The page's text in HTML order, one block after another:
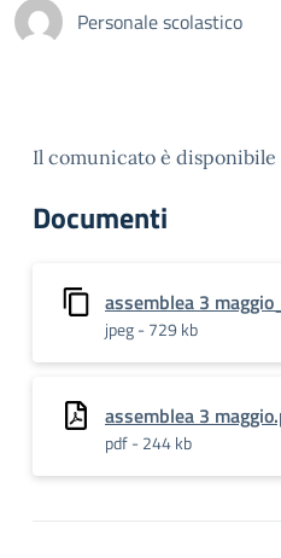
Personale scolastico
Il comunicato è disponibile
Documenti
assemblea 3
jpeg - 729 kb
assemblea 3
pdf - 244 kb